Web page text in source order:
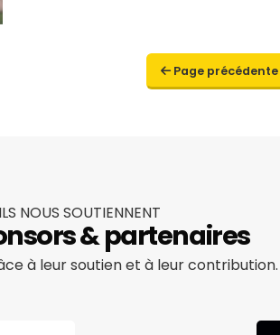
Page précédente
ILS NOUS SOUTIENNENT
& partenaires
à leur soutien et à leur